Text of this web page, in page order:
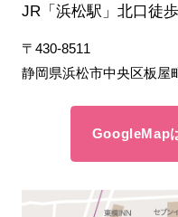
JR「浜松駅」北口徒
〒430-8511
静岡県浜松市中央区板屋
GoogleMap